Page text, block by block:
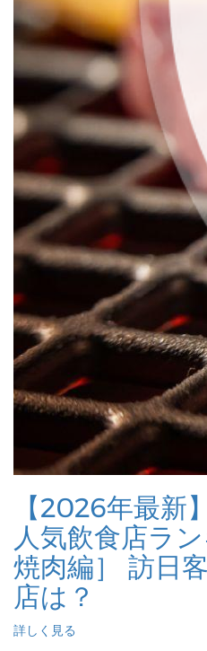
【2026年最新
人気飲食店ラ
焼肉編］ 訪日
店は？
詳しく見る